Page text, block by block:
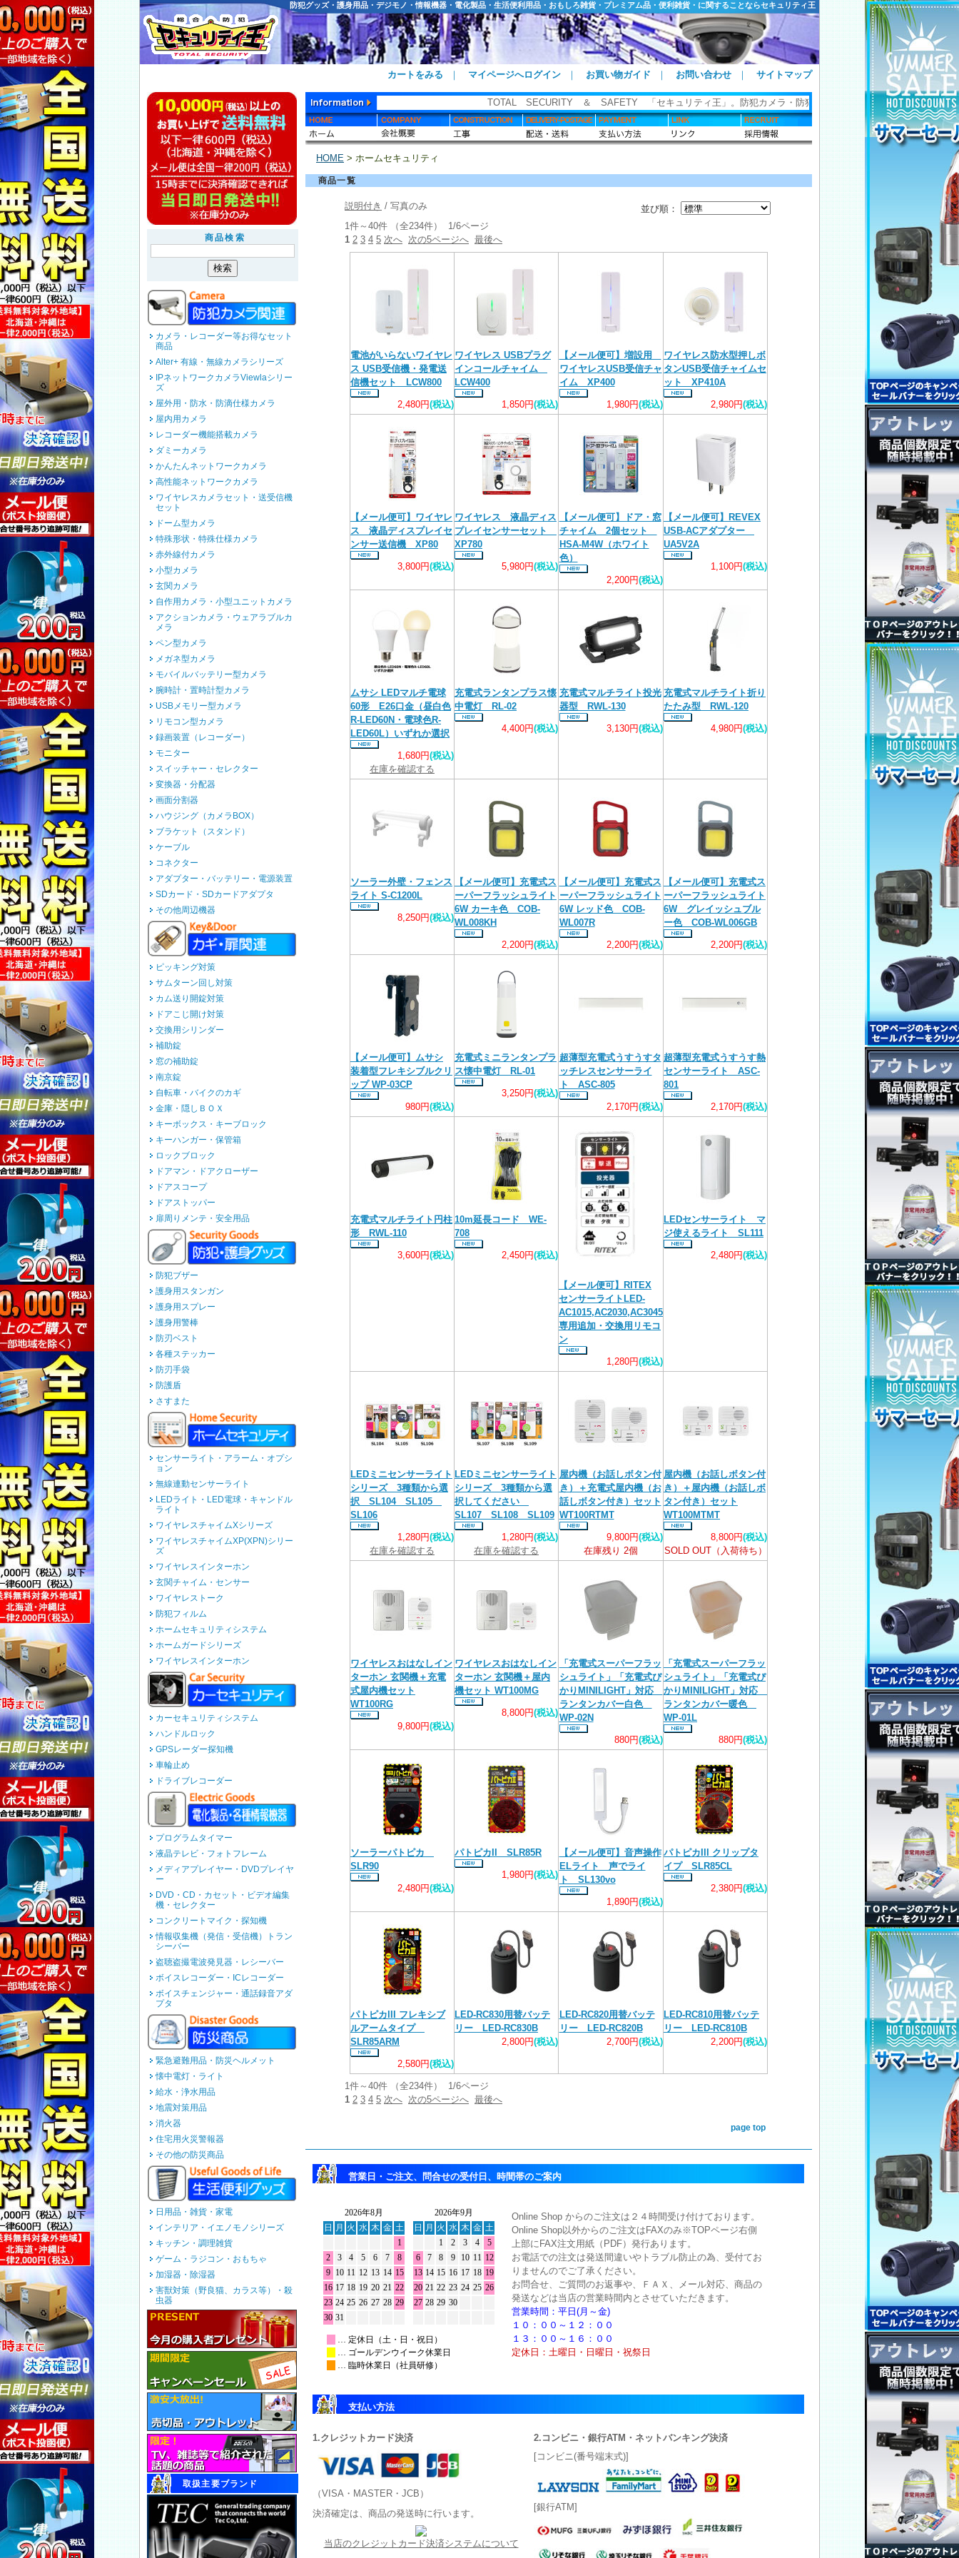
防犯グッズ・護身用品・デジモノ・情報機器・電化製品・生活便利用品・おもしろ雑貨・プレミアム品・便利雑貨・に関することならセキュリティ王
カートをみる ｜ マイページへログイン ｜ お買い物ガイド ｜ お問い合わせ ｜ サイトマップ
商品検索
カメラ・レコーダー等お得なセット
商品
Alter+ 有線・無線カメラシリーズ
IPネットワークカメラViewlaシリー
ズ
屋外用・防水・防滴仕様カメラ
屋内用カメラ
レコーダー機能搭載カメラ
ダミーカメラ
かんたんネットワークカメラ
高性能ネットワークカメラ
ワイヤレスカメラセット・送受信機
セット
ドーム型カメラ
特殊形状・特殊仕様カメラ
赤外線付カメラ
小型カメラ
玄関カメラ
自作用カメラ・小型ユニットカメラ
アクションカメラ・ウェアラブルカ
メラ
ペン型カメラ
メガネ型カメラ
モバイルバッテリー型カメラ
腕時計・置時計型カメラ
USBメモリー型カメラ
リモコン型カメラ
録画装置（レコーダー）
モニター
スイッチャー・セレクター
変換器・分配器
画面分割器
ハウジング（カメラBOX）
ブラケット（スタンド）
ケーブル
コネクター
アダプター・バッテリー・電源装置
SDカード・SDカードアダプタ
その他周辺機器
ピッキング対策
サムターン回し対策
カム送り開錠対策
ドアこじ開け対策
交換用シリンダー
補助錠
窓の補助錠
南京錠
自転車・バイクのカギ
金庫・隠しＢＯＸ
キーボックス・キーブロック
キーハンガー・保管箱
ロックブロック
ドアマン・ドアクローザー
ドアスコープ
ドアストッパー
扉周りメンテ・安全用品
防犯ブザー
護身用スタンガン
護身用スプレー
護身用警棒
防刃ベスト
各種ステッカー
防刃手袋
防護盾
さすまた
センサーライト・アラーム・オプシ
ョン
無線連動センサーライト
LEDライト・LED電球・キャンドル
ライト
ワイヤレスチャイムXシリーズ
ワイヤレスチャイムXP(XPN)シリー
ズ
ワイヤレスインターホン
玄関チャイム・センサー
ワイヤレストーク
防犯フィルム
ホームセキュリティシステム
ホームガードシリーズ
ワイヤレスインターホン
カーセキュリティシステム
ハンドルロック
GPSレーダー探知機
車輪止め
ドライブレコーダー
プログラムタイマー
液晶テレビ・フォトフレーム
メディアプレイヤー・DVDプレイヤ
ー
DVD・CD・カセット・ビデオ編集
機・セレクター
コンクリートマイク・探知機
情報収集機（発信・受信機）トラン
シーバー
盗聴盗撮電波発見器・レシーバー
ボイスレコーダー・ICレコーダー
ボイスチェンジャー・通話録音アダ
プタ
緊急避難用品・防災ヘルメット
懐中電灯・ライト
給水・浄水用品
地震対策用品
消火器
住宅用火災警報器
その他の防災商品
日用品・雑貨・家電
インテリア・イエノモノシリーズ
キッチン・調理雑貨
ゲーム・ラジコン・おもちゃ
加湿器・除湿器
害獣対策（野良猫、カラス等）・殺
虫器
取扱主要ブランド
TOTAL SECURITY ＆ SAFETY 「セキュリティ王」。防犯カメラ・防犯グッズ・ホームセキュリティ・カギ関連商品
HOME > ホームセキュリティ
商品一覧
並び順：
説明付き / 写真のみ
1件～40件 （全234件） 1/6ページ
1 2 3 4 5 次へ 次の5ページへ 最後へ
電池がいらないワイヤレ
ス USB受信機・発電送
信機セット LCW800
2,480円(税込)
ワイヤレス USBプラグ
インコールチャイム
LCW400
1,850円(税込)
【メール便可】増設用
ワイヤレスUSB受信チャ
イム XP400
1,980円(税込)
ワイヤレス防水型押しボ
タンUSB受信チャイムセ
ット XP410A
2,980円(税込)
【メール便可】ワイヤレ
ス 液晶ディスプレイセ
ンサー送信機 XP80
3,800円(税込)
ワイヤレス 液晶ディス
プレイセンサーセット
XP780
5,980円(税込)
【メール便可】ドア・窓
チャイム 2個セット
HSA-M4W（ホワイト
色）
2,200円(税込)
【メール便可】REVEX
USB-ACアダプター
UA5V2A
1,100円(税込)
ムサシ LEDマルチ電球
60形 E26口金（昼白色
R-LED60N・電球色R-
LED60L）いずれか選択
1,680円(税込)
在庫を確認する
充電式ランタンプラス懐
中電灯 RL-02
4,400円(税込)
充電式マルチライト投光
器型 RWL-130
3,130円(税込)
充電式マルチライト折り
たたみ型 RWL-120
4,980円(税込)
ソーラー外壁・フェンス
ライト S-C1200L
8,250円(税込)
【メール便可】充電式ス
ーパーフラッシュライト
6W カーキ色 COB-
WL008KH
2,200円(税込)
【メール便可】充電式ス
ーパーフラッシュライト
6W レッド色 COB-
WL007R
2,200円(税込)
【メール便可】充電式ス
ーパーフラッシュライト
6W グレイッシュブル
ー色 COB-WL006GB
2,200円(税込)
【メール便可】ムサシ
装着型フレキシブルクリ
ップ WP-03CP
980円(税込)
充電式ミニランタンプラ
ス懐中電灯 RL-01
3,250円(税込)
超薄型充電式うすうすタ
ッチレスセンサーライ
ト ASC-805
2,170円(税込)
超薄型充電式うすうす熱
センサーライト ASC-
801
2,170円(税込)
充電式マルチライト円柱
形 RWL-110
3,600円(税込)
10m延長コード WE-
708
2,450円(税込)
【メール便可】RITEX
センサーライトLED-
AC1015,AC2030,AC3045
専用追加・交換用リモコ
ン
1,280円(税込)
LEDセンサーライト マ
ジ使えるライト SL111
2,480円(税込)
LEDミニセンサーライト
シリーズ 3種類から選
択 SL104 SL105
SL106
1,280円(税込)
在庫を確認する
LEDミニセンサーライト
シリーズ 3種類から選
択してください
SL107 SL108 SL109
1,280円(税込)
在庫を確認する
屋内機（お話しボタン付
き）＋充電式屋内機（お
話しボタン付き）セット
WT100RTMT
9,800円(税込)
在庫残り 2個
屋内機（お話しボタン付
き）＋屋内機（お話しボ
タン付き）セット
WT100MTMT
8,800円(税込)
SOLD OUT（入荷待ち）
ワイヤレスおはなしイン
ターホン 玄関機＋充電
式屋内機セット
WT100RG
9,800円(税込)
ワイヤレスおはなしイン
ターホン 玄関機＋屋内
機セット WT100MG
8,800円(税込)
「充電式スーパーフラッ
シュライト」「充電式ぴ
かりMINILIGHT」対応
ランタンカバー白色
WP-02N
880円(税込)
「充電式スーパーフラッ
シュライト」「充電式ぴ
かりMINILIGHT」対応
ランタンカバー暖色
WP-01L
880円(税込)
ソーラーパトピカ
SLR90
2,480円(税込)
パトピカII SLR85R
1,980円(税込)
【メール便可】音声操作
ELライト 声でライ
ト SL130vo
1,890円(税込)
パトピカIII クリップタ
イプ SLR85CL
2,380円(税込)
パトピカIII フレキシブ
ルアームタイプ
SLR85ARM
2,580円(税込)
LED-RC830用替バッテ
リー LED-RC830B
2,800円(税込)
LED-RC820用替バッテ
リー LED-RC820B
2,700円(税込)
LED-RC810用替バッテ
リー LED-RC810B
2,200円(税込)
1件～40件 （全234件） 1/6ページ
1 2 3 4 5 次へ 次の5ページへ 最後へ
page top
営業日・ご注文、問合せの受付日、時間帯のご案内
Online Shop からのご注文は２４時間受け付けております。
Online Shop以外からのご注文はFAXのみ※TOPページ右側
上部にFAX注文用紙（PDF）発行あります。
お電話での注文は発送間違いやトラブル防止の為、受付てお
りませんのでご了承ください。
お問合せ、ご質問のお返事や、ＦＡＸ、メール対応、商品の
発送などは当店の営業時間内とさせていただきます。
営業時間：平日(月～金)
１０：００～１２：００
１３：００～１６：００
定休日：土曜日・日曜日・祝祭日
支払い方法
1.クレジットカード決済
（VISA・MASTER・JCB）
決済確定は、商品の発送時に行います。
当店のクレジットカード決済システムについて
2.コンビニ・銀行ATM・ネットバンキング決済
[コンビニ(番号端末式)]
[銀行ATM]